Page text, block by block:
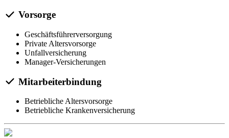
Vorsorge
Geschäftsführerversorgung
Private Altersvorsorge
Unfallversicherung
Manager-Versicherungen
Mitarbeiterbindung
Betriebliche Altersvorsorge
Betriebliche Krankenversicherung